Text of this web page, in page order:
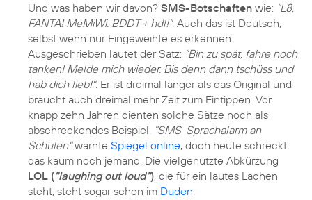
Und was haben wir davon? SMS-Botschaften wie: "L8,
FANTA! MeMiWi. BDDT + hdl!". Auch das ist Deutsch,
selbst wenn nur Eingeweihte es erkennen.
Ausgeschrieben lautet der Satz: "Bin zu spät, fahre noch
tanken! Melde mich wieder. Bis denn dann tschüss und
hab dich lieb!". Er ist dreimal länger als das Original und
braucht auch dreimal mehr Zeit zum Eintippen. Vor
knapp zehn Jahren dienten solche Sätze noch als
abschreckendes Beispiel. "SMS-Sprachalarm an
Schulen"warnte Spiegel online, doch heute schreckt
das kaum noch jemand. Die vielgenutzte Abkürzung
LOL ("laughing out loud"), die für ein lautes Lachen
steht, steht sogar schon im Duden.